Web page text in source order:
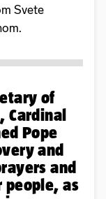
Svete
of
Cardinal
Pope
and
and
people, as